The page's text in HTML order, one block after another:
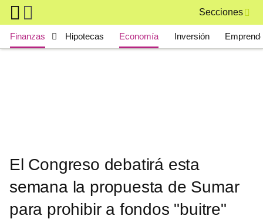
Skip to main content
Secciones
Main navigation
Finanzas Hipotecas Economía Inversión
El Congreso debatirá esta
semana la propuesta de Sumar
para prohibir a fondos "buitre"